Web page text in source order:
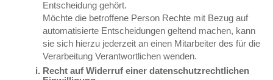
Entscheidung gehört.
Möchte die betroffene Person Rechte mit Bezug auf
automatisierte Entscheidungen geltend machen, kann
sie sich hierzu jederzeit an einen Mitarbeiter des für die
Verarbeitung Verantwortlichen wenden.
Recht auf Widerruf einer datenschutzrechtlichen